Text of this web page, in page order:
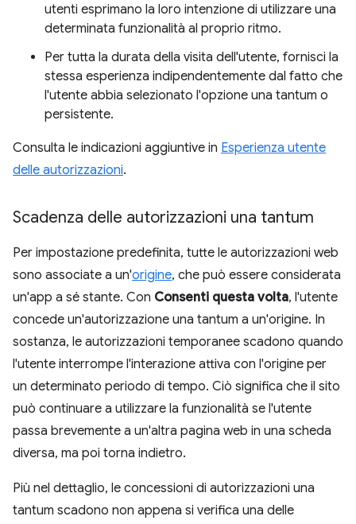
utenti esprimano la loro intenzione di utilizzare una
determinata funzionalità al proprio ritmo.
Per tutta la durata della visita dell'utente, fornisci la
stessa esperienza indipendentemente dal fatto che
l'utente abbia selezionato l'opzione una tantum o
persistente.
Consulta le indicazioni aggiuntive in Esperienza utente
delle autorizzazioni.
Scadenza delle autorizzazioni una tantum
Per impostazione predefinita, tutte le autorizzazioni web
sono associate a un'origine, che può essere considerata
un'app a sé stante. Con Consenti questa volta, l'utente
concede un'autorizzazione una tantum a un'origine. In
sostanza, le autorizzazioni temporanee scadono quando
l'utente interrompe l'interazione attiva con l'origine per
un determinato periodo di tempo. Ciò significa che il sito
può continuare a utilizzare la funzionalità se l'utente
passa brevemente a un'altra pagina web in una scheda
diversa, ma poi torna indietro.
Più nel dettaglio, le concessioni di autorizzazioni una
tantum scadono non appena si verifica una delle